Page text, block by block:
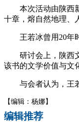
本次活动由陕西新
十章，熔自然地理、
王若冰曾用20年时
研讨会上，陕西文
该书的文学价值与文
与会者认为，王若
【编辑：杨娜】
编辑推荐